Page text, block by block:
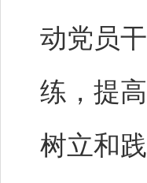
动党员
练，提
树立和